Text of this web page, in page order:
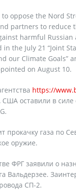
oppose the Nord
partners to
harmful
the July 21 “Joint
our Climate
on August 10.
https://
, США оставили в
прокачку газа по
оружие.
ФРГ заявили о
Вальдерзее.
СП-2.